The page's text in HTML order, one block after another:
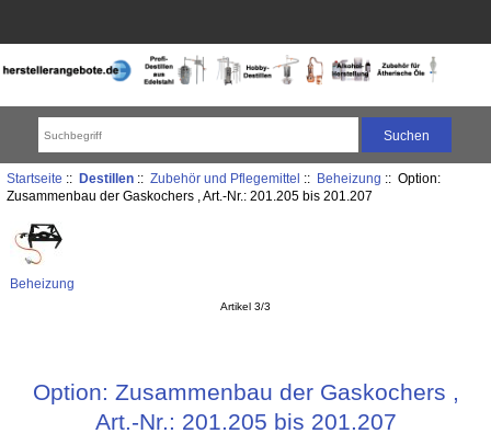
Startseite :: Destillen:: Zubehör und Pflegemittel :: Beheizung :: Option:
Zusammenbau der Gaskochers , Art.-Nr.: 201.205 bis 201.207
Beheizung
Artikel 3/3
Option: Zusammenbau der Gaskochers ,
Art.-Nr.: 201.205 bis 201.207